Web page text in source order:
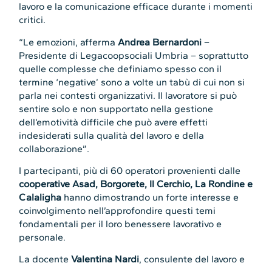
lavoro e la comunicazione efficace durante i momenti
critici.
“Le emozioni, affermaAndrea Bernardoni –
Presidente di Legacoopsociali Umbria – soprattutto
quelle complesse che definiamo spesso con il
termine ‘negative’ sono a volte un tabù di cui non si
parla nei contesti organizzativi. Il lavoratore si può
sentire solo e non supportato nella gestione
dell’emotività difficile che può avere effetti
indesiderati sulla qualità del lavoro e della
collaborazione”.
I partecipanti, più di 60 operatori provenienti dalle
cooperative Asad, Borgorete, Il Cerchio, La Rondine e
Calaligha hanno dimostrando un forte interesse e
coinvolgimento nell’approfondire questi temi
fondamentali per il loro benessere lavorativo e
personale.
La docenteValentina Nardi, consulente del lavoro e